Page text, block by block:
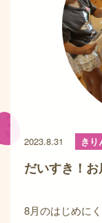
2023.8.31 きり
だいすき！
8月のはじめに